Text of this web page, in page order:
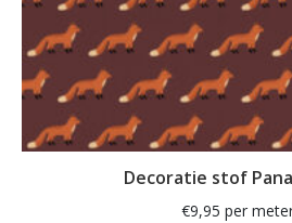
veren
Vida
vissen
vogel
Decoratie stof
€9,95 per